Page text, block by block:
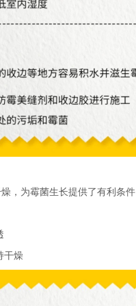
，为霉菌生长提供了有利条件
干燥